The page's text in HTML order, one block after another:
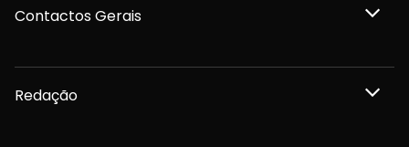
Contactos Gerais
Redação